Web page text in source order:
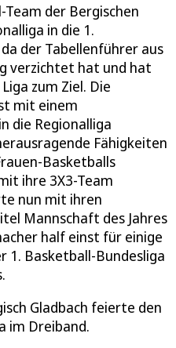
Team der Bergischen
in die 1.
der Tabellenführer aus
verzichtet hat und hat
zum Ziel. Die
mit einem
die Regionalliga
Fähigkeiten
Basketballs
ihre 3X3-Team
nun mit ihren
Mannschaft des Jahres
half einst für einige
1. Basketball-Bundesliga
Gladbach feierte den
im Dreiband.